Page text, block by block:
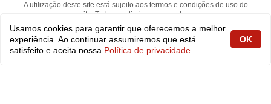
A utilização deste site está sujeito aos termos e condições de uso do
site. Todos os direitos reservados.
fabiolobo
Usamos cookies para garantir que oferecemos a melhor
experiência. Ao continuar assumiremos que está
satisfeito e aceita nossa Política de privacidade
OK